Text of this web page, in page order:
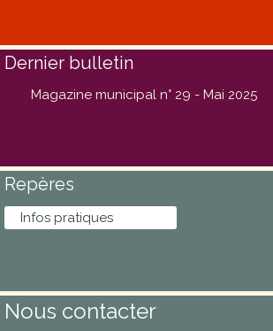
Dernier bulletin
Magazine municipal n° 29 - Mai 2025
Repères
Infos pratiques
Nous contacter